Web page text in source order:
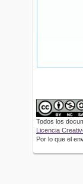
Todos los
Licencia
Por lo que el